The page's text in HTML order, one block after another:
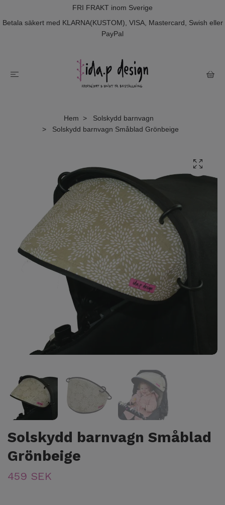
FRI FRAKT inom Sverige
Betala säkert med KLARNA(KUSTOM), VISA, Mastercard, Swish eller
PayPal
Hem
Solskydd barnvagn
Solskydd barnvagn Småblad Grönbeige
Solskydd barnvagn Småblad
Grönbeige
459 SEK